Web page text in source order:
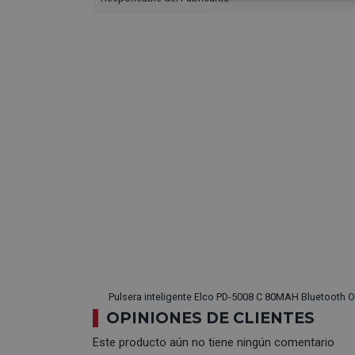
Pulsera inteligente Elco PD-5008 C 80MAH Bluetooth
OPINIONES DE CLIENTES
Este producto aún no tiene ningún comentario